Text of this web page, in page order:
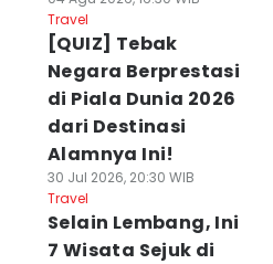
Travel
[QUIZ] Tebak
Negara Berprestasi
di Piala Dunia 2026
dari Destinasi
Alamnya Ini!
30 Jul 2026, 20:30 WIB
Travel
Selain Lembang, Ini
7 Wisata Sejuk di